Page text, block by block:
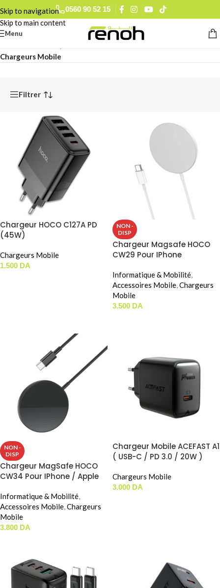
Skip to navigation
Skip to main content
0560 90 52 15
Menu
Chargeurs Mobile
Filtrer
Chargeur HOCO C127A PD
(45W)
Chargeurs Mobile
1.500 DA
NON -
DISP
Chargeur Magsafe HOCO
CW29 Pour IPhone
Informatique & Mobilité,
Accessoires Mobile,Chargeurs
Mobile
3.500 DA
NON -
DISP
Chargeur MagSafe HOCO
CW34 Pour IPhone / Apple
Informatique & Mobilité,
Accessoires Mobile,Chargeurs
Mobile
3.800 DA
Chargeur Mobile ACEFAST A1
( USB-C / PD 3.0 / 20W )
Chargeurs Mobile
3.000 DA